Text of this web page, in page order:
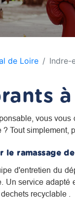
de Loire Indre-
vous
? Tout simplement,
le ramassage
d'entretien du
Un service
recyclable .